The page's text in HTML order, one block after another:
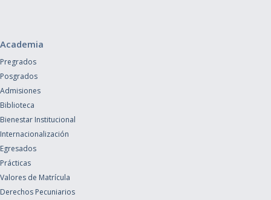
Academia
Pregrados
Posgrados
Admisiones
Biblioteca
Bienestar Institucional
Internacionalización
Egresados
Prácticas
Valores de Matrícula
Derechos Pecuniarios